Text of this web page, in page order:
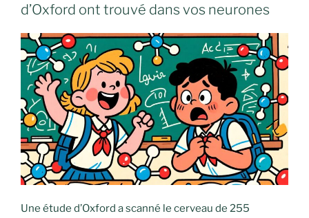
d’Oxford ont trouvé dans vos neurones
Une étude d’Oxford a scanné le cerveau de 255